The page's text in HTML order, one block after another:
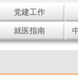
党建工作
就医指南